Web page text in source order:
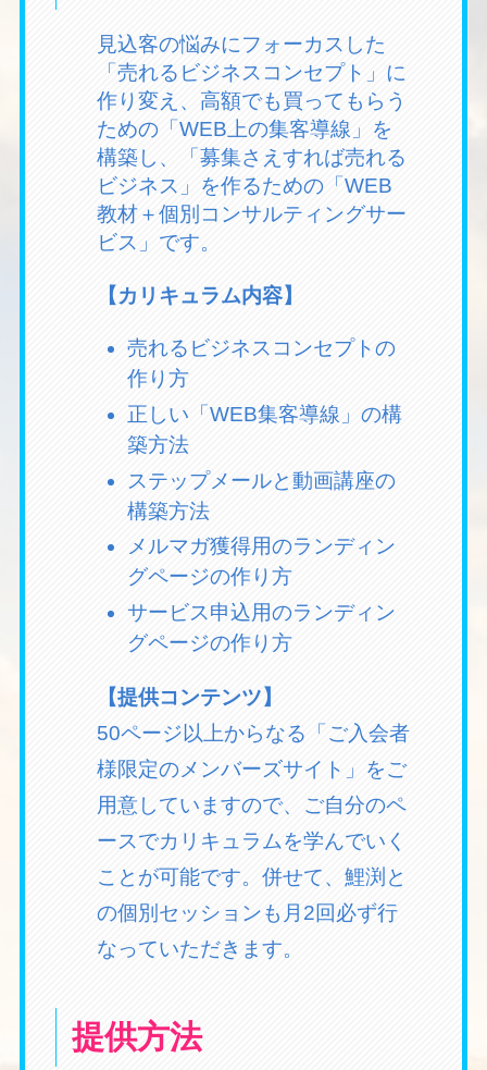
見込客の悩みにフォーカスした
「売れるビジネスコンセプト」に
作り変え、高額でも買ってもらう
ための「WEB上の集客導線」を
構築し、「募集さえすれば売れる
ビジネス」を作るための「WEB
教材＋個別コンサルティングサー
ビス」です。
【カリキュラム内容】
売れるビジネスコンセプトの
作り方
正しい「WEB集客導線」の構
築方法
ステップメールと動画講座の
構築方法
メルマガ獲得用のランディン
グページの作り方
サービス申込用のランディン
グページの作り方
【提供コンテンツ】
50ページ以上からなる「ご入会者
様限定のメンバーズサイト」をご
用意していますので、ご自分のペ
ースでカリキュラムを学んでいく
ことが可能です。併せて、鯉渕と
の個別セッションも月2回必ず行
なっていただきます。
提供方法